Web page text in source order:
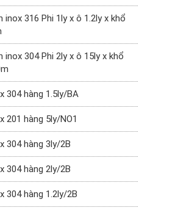
inox 316 Phi 1ly x ô 1.2ly x khổ
inox 304 Phi 2ly x ô 15ly x khổ
304 hàng 1.5ly/BA
201 hàng 5ly/NO1
304 hàng 3ly/2B
304 hàng 2ly/2B
304 hàng 1.2ly/2B